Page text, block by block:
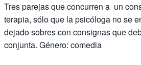
Tres parejas que concurren a un
terapia, sólo que la psicóloga no se
dejado sobres con consignas que
conjunta. Género: comedia